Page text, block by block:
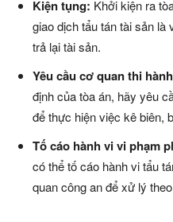
Kiện tụng: Khởi kiện ra
giao dịch tẩu tán tài sản là
trả lại tài sản.
Yêu cầu cơ quan thi
định của tòa án, hãy yêu
để thực hiện việc kê biên,
Tố cáo hành vi vi phạm
có thể tố cáo hành vi tẩu
quan công an để xử lý